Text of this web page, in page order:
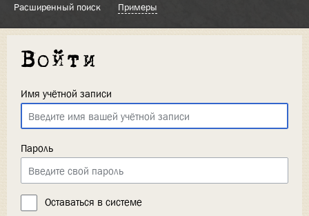
Расширенный поиск Примеры
Войти
Имя учётной записи
Пароль
Оставаться в системе